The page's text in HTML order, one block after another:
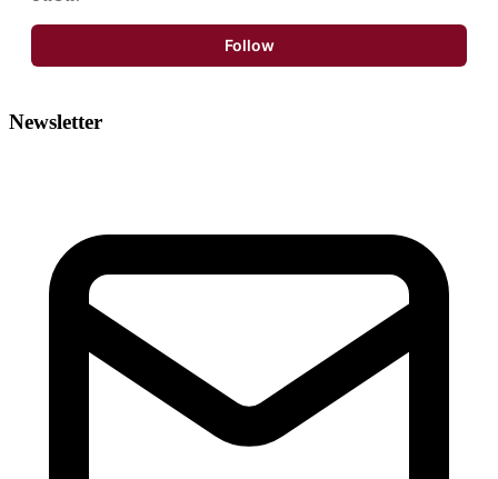
Follow
Newsletter